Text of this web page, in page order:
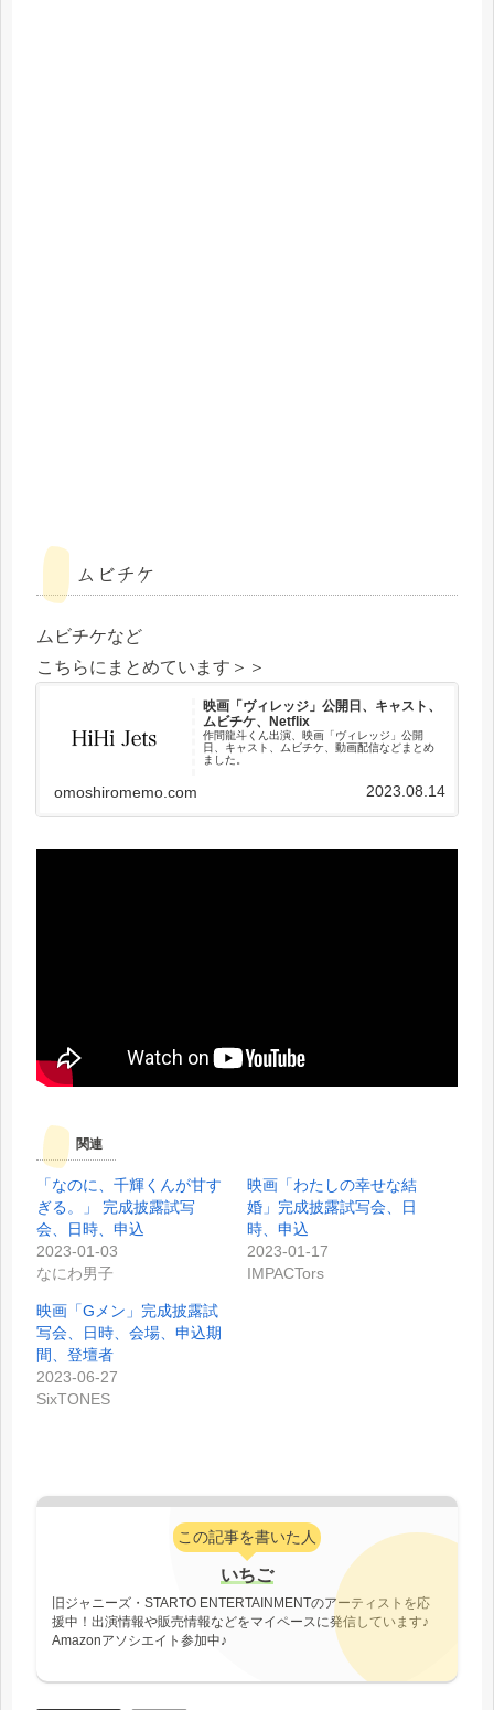
ムビチケ
ムビチケなど
こちらにまとめています＞＞
映画「ヴィレッジ」公開日、キャスト、
ムビチケ、Netflix
作間龍斗くん出演、映画「ヴィレッジ」公開
日、キャスト、ムビチケ、動画配信などまとめ
ました。
omoshiromemo.com 2023.08.14
関連
「なのに、千輝くんが甘す
ぎる。」 完成披露試写
会、日時、申込
2023-01-03
なにわ男子
映画「わたしの幸せな結
婚」完成披露試写会、日
時、申込
2023-01-17
IMPACTors
映画「Gメン」完成披露試
写会、日時、会場、申込期
間、登壇者
2023-06-27
SixTONES
この記事を書いた人
いちご
旧ジャニーズ・STARTO ENTERTAINMENTのアーティストを応
援中！出演情報や販売情報などをマイペースに発信しています♪
Amazonアソシエイト参加中♪